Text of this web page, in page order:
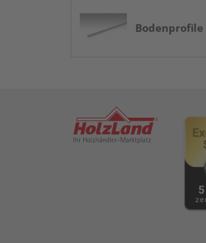
Bodenprofile